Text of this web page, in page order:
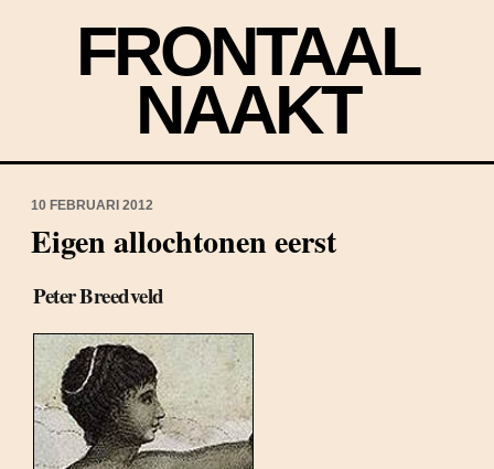
FRONTAAL
NAAKT
10 FEBRUARI 2012
Eigen allochtonen eerst
Peter Breedveld